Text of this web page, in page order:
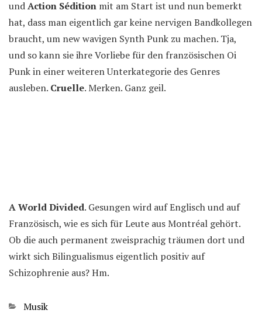
undAction Sédition mit am Start ist und nun bemerkt
hat, dass man eigentlich gar keine nervigen Bandkollegen
braucht, um new wavigen Synth Punk zu machen. Tja,
und so kann sie ihre Vorliebe für den französischen Oi
Punk in einer weiteren Unterkategorie des Genres
ausleben. Cruelle. Merken. Ganz geil.
A World Divided. Gesungen wird auf Englisch und auf
Französisch, wie es sich für Leute aus Montréal gehört.
Ob die auch permanent zweisprachig träumen dort und
wirkt sich Bilingualismus eigentlich positiv auf
Schizophrenie aus? Hm.
Kategorien
Musik